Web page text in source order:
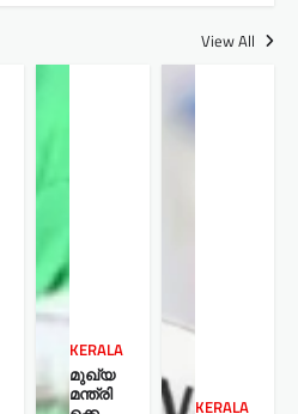
View All
KERALA
മുഖ്യ
മന്ത്രി
KERALA